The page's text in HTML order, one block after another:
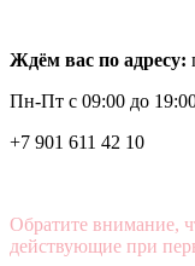
Ждём вас по адресу:
Пн-Пт с 09:00 до
+7 901 611 42 10
Обратите внимание,
действующие при